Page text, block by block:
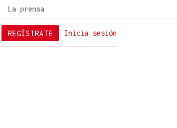
La prensa
Inicia sesión
REGÍSTRATE